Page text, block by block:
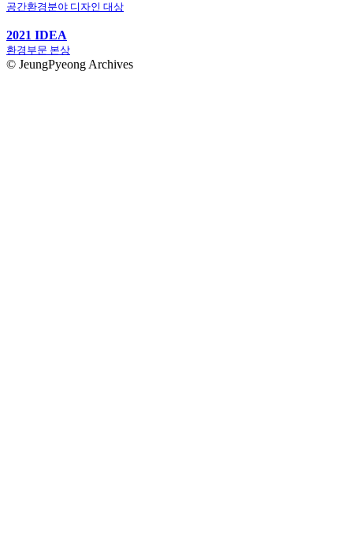
공간환경분야 디자인 대상
2021 IDEA
환경부문 본상
© JeungPyeong Archives